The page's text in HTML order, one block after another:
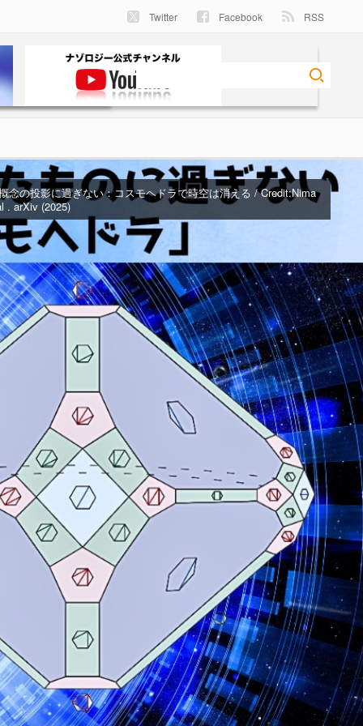
Twitter Facebook RSS
念の投影に過ぎない：コスモヘドラで時空は消える / Credit:Nima
. arXiv (2025)